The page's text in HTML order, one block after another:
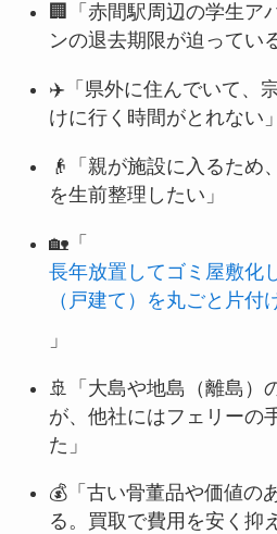
🏢「赤間駅周辺の学生ア
ンの退去期限が迫ってい
✈️「県外に住んでいて、
けに行く時間がとれない」
👴「親が施設に入るため
を生前整理したい」
🏡「
長年放置してゴミ屋敷化
（戸建て）を丸ごと片付
」
🚢「大島や地島（離島）
が、他社にはフェリーの
た」
💰「古い骨董品や価値の
る。買取で費用を安く抑